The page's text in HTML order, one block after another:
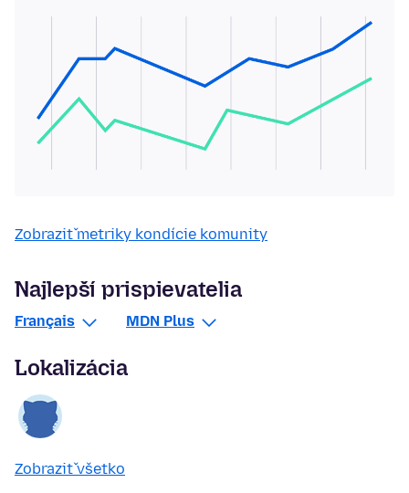
Zobraziť metriky kondície komunity
Najlepší prispievatelia
Français MDN Plus
Lokalizácia
Zobraziť všetko